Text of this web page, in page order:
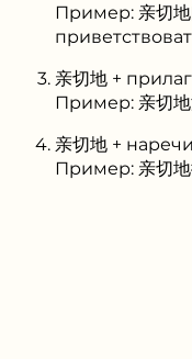
Пример: 亲切
亲切地 +
Пример: 亲切
亲切地 +
Пример: 亲切